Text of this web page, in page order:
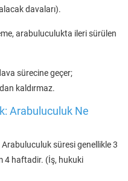
davaları).
arabuluculukta ileri sürülen
sürecine geçer;
kaldırmaz.
Arabuluculuk Ne
süresi genellikle 3
4 haftadir. (İş, hukuki